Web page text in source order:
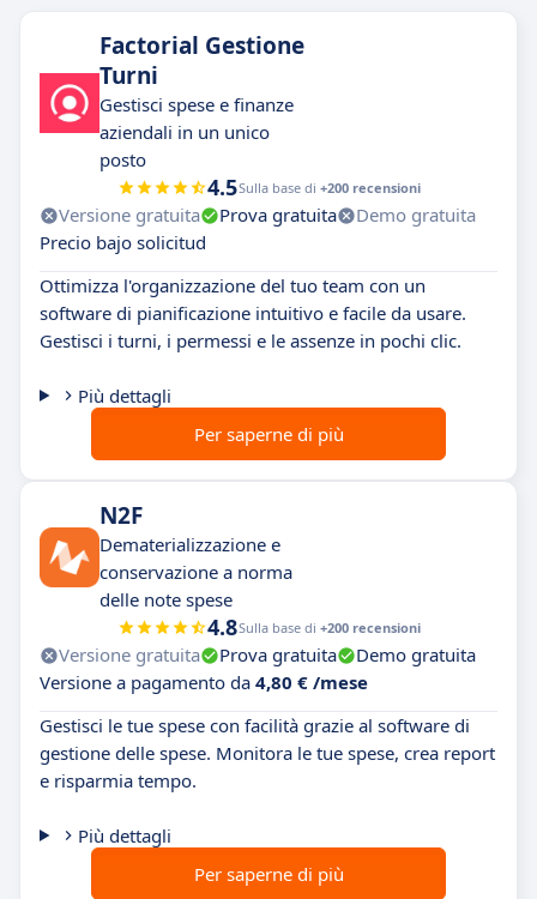
Factorial Gestione
Turni
Gestisci spese e finanze
aziendali in un unico
posto
4.5Sulla base di +200 recensioni
Versione gratuita Prova gratuita
Demo gratuita
Precio bajo solicitud
Ottimizza l'organizzazione del tuo team con un
software di pianificazione intuitivo e facile da usare.
Gestisci i turni, i permessi e le assenze in pochi clic.
Più dettagli
Per saperne di più
N2F
Dematerializzazione e
conservazione a norma
delle note spese
4.8Sulla base di +200 recensioni
Versione gratuita Prova gratuita
Demo gratuita
Versione a pagamento da 4,80 € /mese
Gestisci le tue spese con facilità grazie al software di
gestione delle spese. Monitora le tue spese, crea report
e risparmia tempo.
Più dettagli
Per saperne di più